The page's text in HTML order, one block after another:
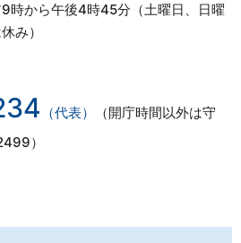
時から午後4時45分（土曜日、日曜
み）
（代表）
（開庁時間以外は守
）